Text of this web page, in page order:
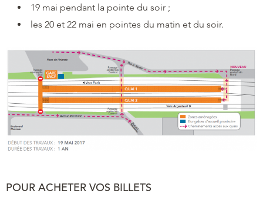
19 mai pendant la pointe du soir ;
les 20 et 22 mai en pointes du matin et du soir.
POUR ACHETER VOS BILLETS